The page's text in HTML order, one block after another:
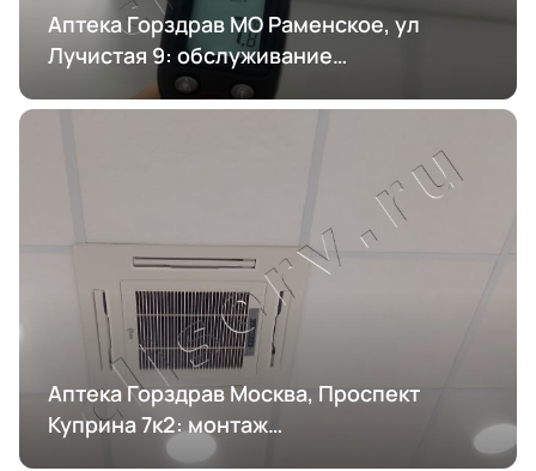
Аптека Горздрав МО Раменское, ул
Лучистая 9: обслуживание
кондиционирования
Аптека Горздрав Москва, Проспект
Куприна 7к2: монтаж
кондиционирования